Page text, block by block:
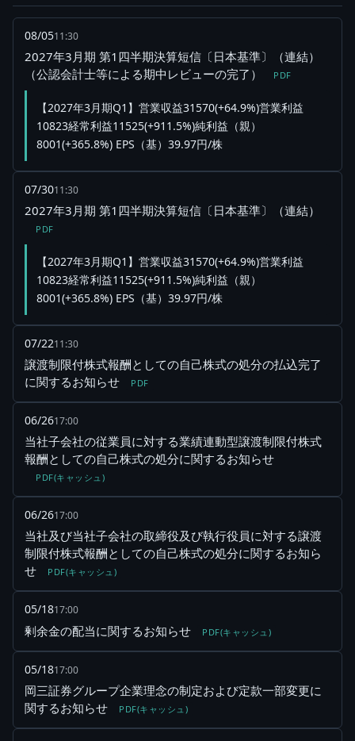
08/0511:30
2027年3月期 第1四半期決算短信〔日本基準〕（連結）
（公認会計士等による期中レビューの完了）
PDF
【2027年3月期Q1】営業収益31570(+64.9%)営業利益
10823経常利益11525(+911.5%)純利益（親）
8001(+365.8%) EPS（基）39.97円/株
07/3011:30
2027年3月期 第1四半期決算短信〔日本基準〕（連結）
PDF
【2027年3月期Q1】営業収益31570(+64.9%)営業利益
10823経常利益11525(+911.5%)純利益（親）
8001(+365.8%) EPS（基）39.97円/株
07/2211:30
譲渡制限付株式報酬としての自己株式の処分の払込完了
に関するお知らせ
PDF
06/2617:00
当社子会社の従業員に対する業績連動型譲渡制限付株式
報酬としての自己株式の処分に関するお知らせ
PDF(キャッシュ)
06/2617:00
当社及び当社子会社の取締役及び執行役員に対する譲渡
制限付株式報酬としての自己株式の処分に関するお知ら
せ
PDF(キャッシュ)
05/1817:00
剰余金の配当に関するお知らせ PDF(キャッシュ)
05/1817:00
岡三証券グループ企業理念の制定および定款一部変更に
関するお知らせ
PDF(キャッシュ)